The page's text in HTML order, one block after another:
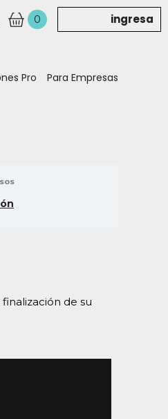
0 ingresa
Pro Para Empresas
de su